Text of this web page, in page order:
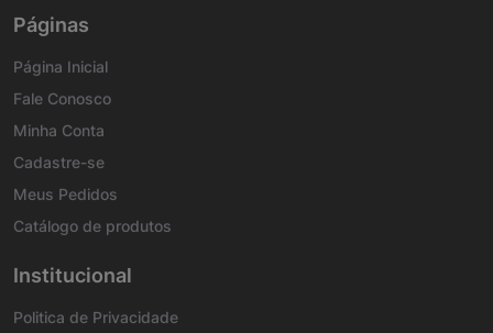
Páginas
Página Inicial
Fale Conosco
Minha Conta
Cadastre-se
Meus Pedidos
Catálogo de produtos
Institucional
Politica de Privacidade